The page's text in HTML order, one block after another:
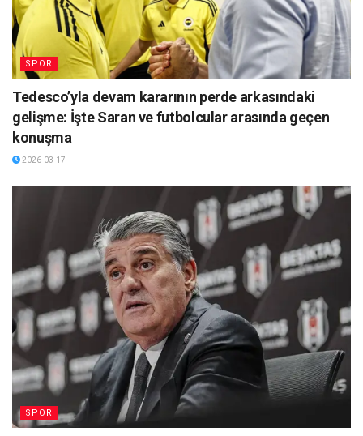
SPOR
Tedesco’yla devam kararının perde arkasındaki
gelişme: İşte Saran ve futbolcular arasında geçen
konuşma
2026-03-17
SPOR